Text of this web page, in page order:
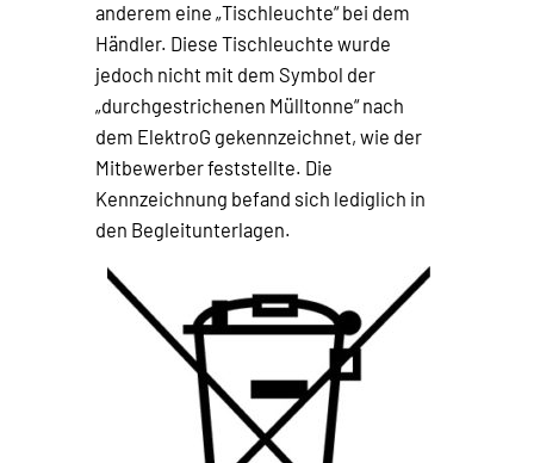
anderem eine „Tischleuchte“ bei dem
Händler. Diese Tischleuchte wurde
jedoch nicht mit dem Symbol der
„durchgestrichenen Mülltonne“ nach
dem ElektroG gekennzeichnet, wie der
Mitbewerber feststellte. Die
Kennzeichnung befand sich lediglich in
den Begleitunterlagen.